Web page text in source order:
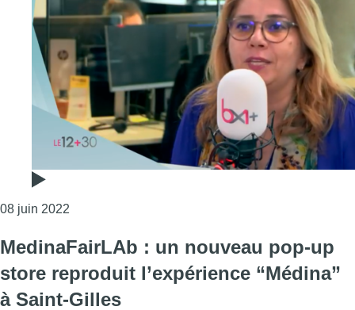
08 juin 2022
MedinaFairLAb : un nouveau pop-up
store reproduit l’expérience “Médina”
à Saint-Gilles